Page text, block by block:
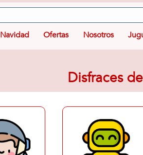
Navidad Ofertas Nosotros
Disfraces